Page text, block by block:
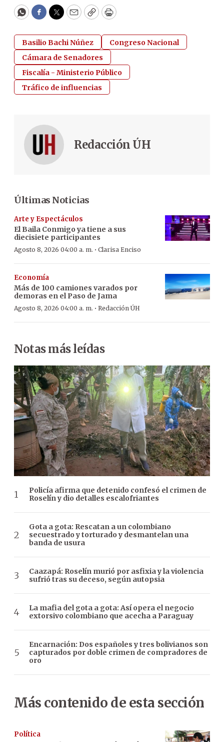
WhatsApp
Facebook
Twitter
EmailCopyPrint
Basilio Bachi Núñez
Congreso Nacional
Cámara de Senadores
Fiscalía - Ministerio Público
Tráfico de influencias
Redacción ÚH
Últimas Noticias
Arte y Espectáculos
El Baila Conmigo ya tiene a sus
diecisiete participantes
Agosto 8, 2026 04:00 a. m. · Clarisa Enciso
Economía
Más de 100 camiones varados por
demoras en el Paso de Jama
Agosto 8, 2026 04:00 a. m. · Redacción ÚH
Notas más leídas
Policía afirma que detenido confesó el crimen de
Roselín y dio detalles escalofriantes
Gota a gota: Rescatan a un colombiano
secuestrado y torturado y desmantelan una
banda de usura
Caazapá: Roselín murió por asfixia y la violencia
sufrió tras su deceso, según autopsia
La mafia del gota a gota: Así opera el negocio
extorsivo colombiano que acecha a Paraguay
Encarnación: Dos españoles y tres bolivianos son
capturados por doble crimen de compradores de
oro
Más contenido de esta sección
Política